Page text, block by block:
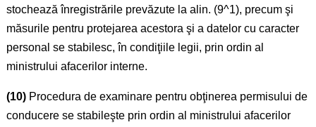
stochează înregistrările prevăzute la alin. (9^1), precum şi
măsurile pentru protejarea acestora şi a datelor cu caracter
personal se stabilesc, în condiţiile legii, prin ordin al
ministrului afacerilor interne.
(10)Procedura de examinare pentru obţinerea permisului de
conducere se stabileşte prin ordin al ministrului afacerilor